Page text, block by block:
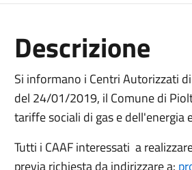
Descrizione
Si informano i Centri Autorizzati
del 24/01/2019, il Comune di
tariffe sociali di gas e dell'energia
Tutti i CAAF interessati a
previa richiesta da indirizzare a: